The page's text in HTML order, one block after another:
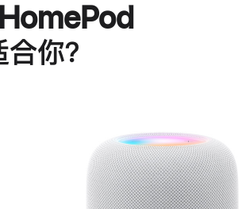
你？
进
一
步
了
解